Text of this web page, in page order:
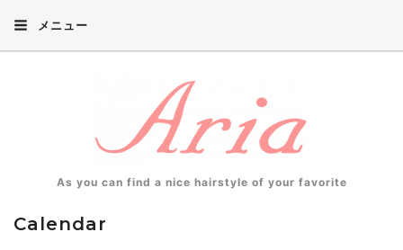
メニュー
As you can find a nice hairstyle of your favorite
Calendar